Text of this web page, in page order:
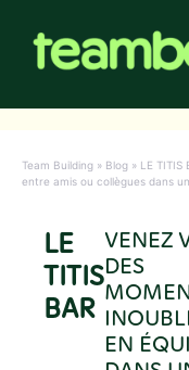
contenu
Team Building » Blog » LE TITIS
entre amis ou collègues dans
LE
TITIS
BAR
VENEZ
DES
EN